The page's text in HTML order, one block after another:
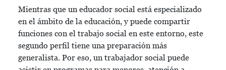
Mientras que un educador social está especializado
en el ámbito de la educación, y puede compartir
funciones con el trabajo social en este entorno, este
segundo perfil tiene una preparación más
generalista. Por eso, un trabajador social puede